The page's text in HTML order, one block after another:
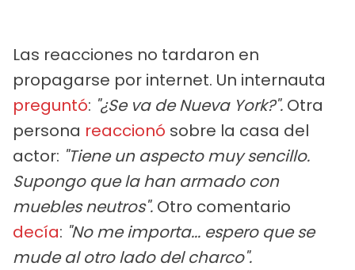
Las reacciones no tardaron en
propagarse por internet. Un internauta
preguntó: "¿Se va de Nueva York?". Otra
persona reaccionó sobre la casa del
actor: "Tiene un aspecto muy sencillo.
Supongo que la han armado con
muebles neutros". Otro comentario
decía: "No me importa... espero que se
mude al otro lado del charco".